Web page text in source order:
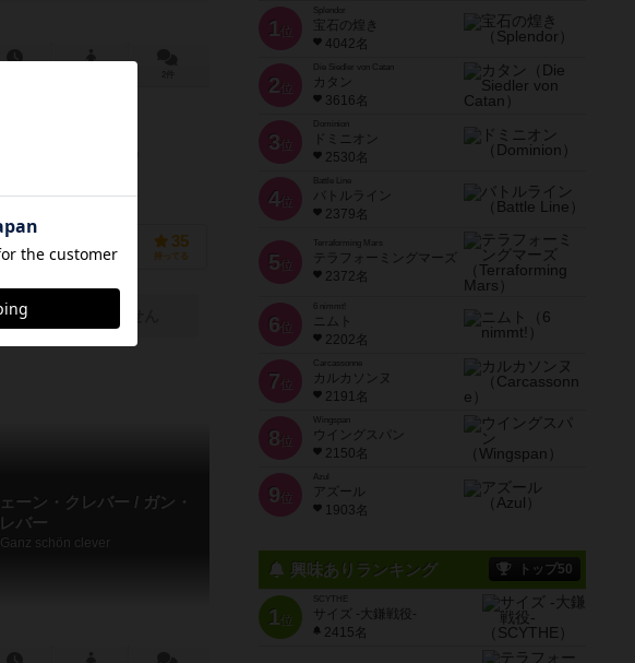
明文の編集者を募集中
経験あり お気に入り
35
持ってる
取り扱いがありません
ーン・クレバー / ガン・
バー
Ganz schön clever
1 位
宝石の煌き
4042名
2 位
Die Siedler von Catan
カタン
3616名
3 位
ドミニオン
2530名
4位
Battle Line
バトルライン
2379名
5 位
Terraforming Mars
テラフォーミングマーズ
2372名
6 位
ニムト
2202名
7 位
Carcassonne
カルカソンヌ
2191名
8 位
Wingspan
ウイングスパン
2150名
9 位
Azul
アズール
1903名
興味ありランキング トップ50
1位
SCYTHE
サイズ -大鎌戦役-
2415名